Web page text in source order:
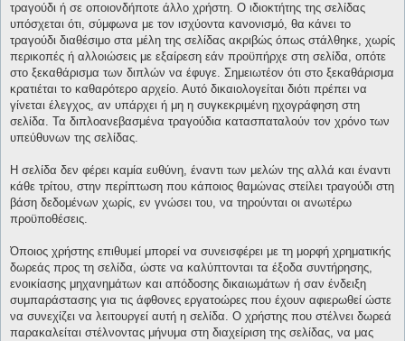
τραγούδι ή σε οποιονδήποτε άλλο χρήστη. Ο ιδιοκτήτης της σελίδας
υπόσχεται ότι, σύμφωνα με τον ισχύοντα κανονισμό, θα κάνει το
τραγούδι διαθέσιμο στα μέλη της σελίδας ακριβώς όπως στάλθηκε, χωρίς
περικοπές ή αλλοιώσεις με εξαίρεση εάν προϋπήρχε στη σελίδα, οπότε
στο ξεκαθάρισμα των διπλών να έφυγε. Σημειωτέον ότι στο ξεκαθάρισμα
κρατιέται το καθαρότερο αρχείο. Αυτό δικαιολογείται διότι πρέπει να
γίνεται έλεγχος, αν υπάρχει ή μη η συγκεκριμένη ηχογράφηση στη
σελίδα. Τα διπλοανεβασμένα τραγούδια κατασπαταλούν τον χρόνο των
υπεύθυνων της σελίδας.
Η σελίδα δεν φέρει καμία ευθύνη, έναντι των μελών της αλλά και έναντι
κάθε τρίτου, στην περίπτωση που κάποιος θαμώνας στείλει τραγούδι στη
βάση δεδομένων χωρίς, εν γνώσει του, να τηρούνται οι ανωτέρω
προϋποθέσεις.
Όποιος χρήστης επιθυμεί μπορεί να συνεισφέρει με τη μορφή χρηματικής
δωρεάς προς τη σελίδα, ώστε να καλύπτονται τα έξοδα συντήρησης,
ενοικίασης μηχανημάτων και απόδοσης δικαιωμάτων ή σαν ένδειξη
συμπαράστασης για τις άφθονες εργατοώρες που έχουν αφιερωθεί ώστε
να συνεχίζει να λειτουργεί αυτή η σελίδα. Ο χρήστης που στέλνει δωρεά
παρακαλείται στέλνοντας μήνυμα στη διαχείριση της σελίδας, να μας